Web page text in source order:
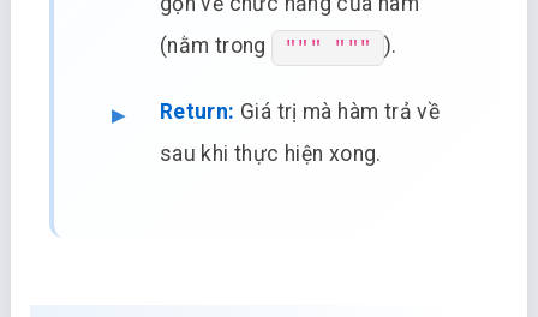
(nằm trong
""" """ ).
Return: Giá trị mà hàm trả về
sau khi thực hiện xong.